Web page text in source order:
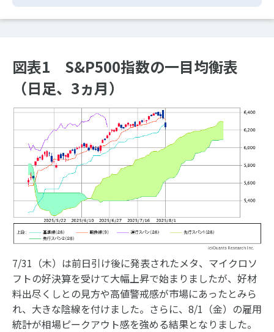
図表1 S&P500指数の一目均衡表
（日足、3ヵ月）
7/31（木）は前日引け後に発表されたメタ、マイクロソ
フトの好決算を受けて大幅上昇で始まりましたが、好材
料出尽くしとの見方や高値警戒感が市場にあったとみら
れ、大きな陰線を付けました。さらに、8/1（金）の雇用
統計が相場ピークアウト感を強める結果となりました。